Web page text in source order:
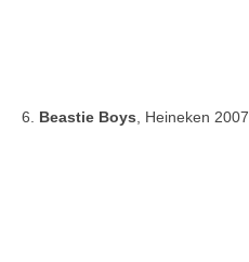
6. Beastie Boys , Heineken 2007